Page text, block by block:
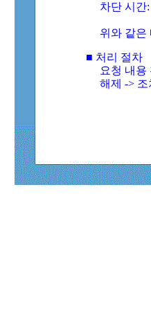
차단 시간:
위와 같은
■ 처리 절차
요청 내용
해제 ->